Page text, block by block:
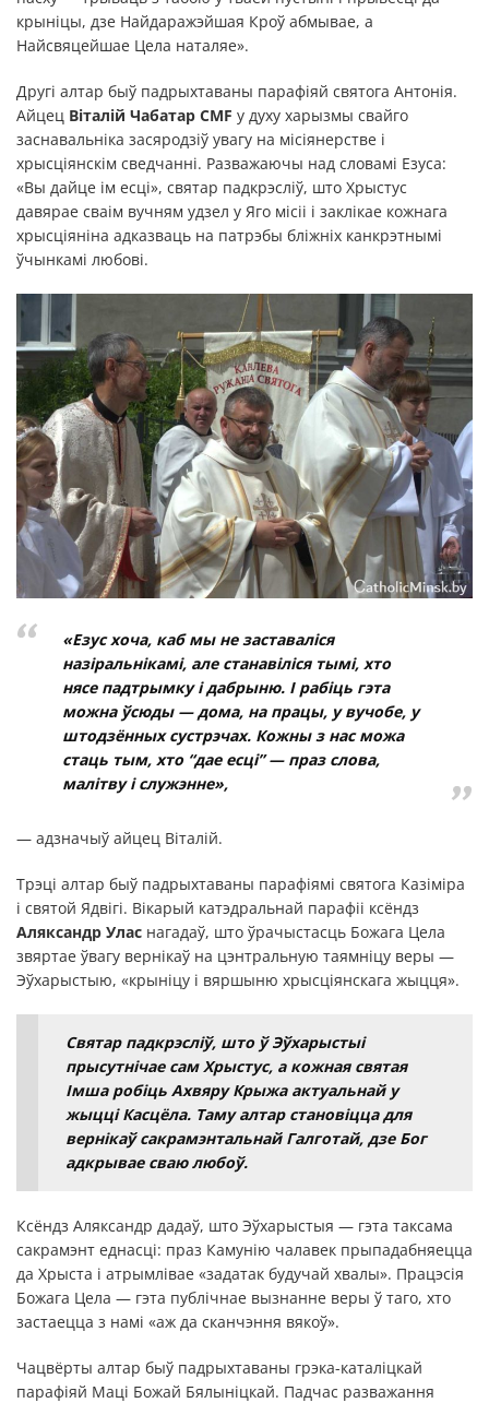
крыніцы, дзе Найдаражэйшая Кроў абмывае, а
Найсвяцейшае Цела наталяе».
Другі алтар быў падрыхтаваны парафіяй святога Антонія.
Айцец Віталій Чабатар CMF у духу харызмы свайго
заснавальніка засяродзіў увагу на місіянерстве і
хрысціянскім сведчанні. Разважаючы над словамі Езуса:
«Вы дайце ім есці», святар падкрэсліў, што Хрыстус
давярае сваім вучням удзел у Яго місіі і заклікае кожнага
хрысціяніна адказваць на патрэбы бліжніх канкрэтнымі
ўчынкамі любові.
«Езус хоча, каб мы не заставаліся
назіральнікамі, але станавіліся тымі, хто
нясе падтрымку і дабрыню. І рабіць гэта
можна ўсюды — дома, на працы, у вучобе, у
штодзённых сустрэчах. Кожны з нас можа
стаць тым, хто “дае есці” — праз слова,
малітву і служэнне»,
— адзначыў айцец Віталій.
Трэці алтар быў падрыхтаваны парафіямі святога Казіміра
і святой Ядвігі. Вікарый катэдральнай парафіі ксёндз
Аляксандр Улас нагадаў, што ўрачыстасць Божага Цела
звяртае ўвагу вернікаў на цэнтральную таямніцу веры —
Эўхарыстыю, «крыніцу і вяршыню хрысціянскага жыцця».
Святар падкрэсліў, што ў Эўхарыстыі
прысутнічае сам Хрыстус, а кожная святая
Імша робіць Ахвяру Крыжа актуальнай у
жыцці Касцёла. Таму алтар становіцца для
вернікаў сакрамэнтальнай Галготай, дзе Бог
адкрывае сваю любоў.
Ксёндз Аляксандр дадаў, што Эўхарыстыя — гэта таксама
сакрамэнт еднасці: праз Камунію чалавек прыпадабняецца
да Хрыста і атрымлівае «задатак будучай хвалы». Працэсія
Божага Цела — гэта публічнае вызнанне веры ў таго, хто
застаецца з намі «аж да сканчэння вякоў».
Чацвёрты алтар быў падрыхтаваны грэка-каталіцкай
парафіяй Маці Божай Бялыніцкай. Падчас разважання